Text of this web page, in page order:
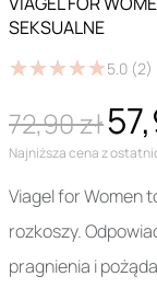
SEKSUALNE
★★★★★
★★★★★5.0 (2)
72,90 zł
Najniższa cena z
Viagel for Women
rozkoszy.
pragnienia i